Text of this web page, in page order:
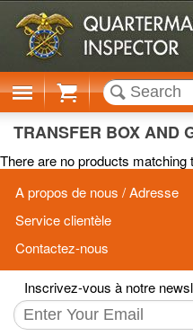
Cart
TRANSFER BOX AND
There are no products matching
A propos de nous / Adresse
Service clientèle
Contactez-nous
Inscrivez-vous à notre